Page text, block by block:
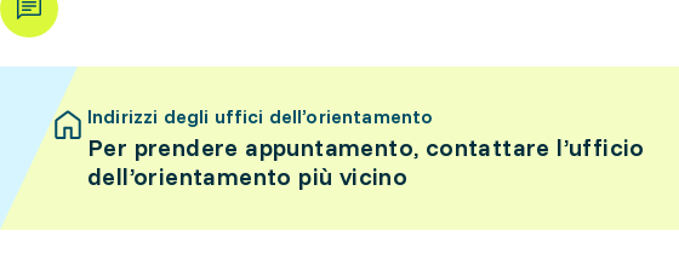
Indirizzi degli uffici dell’orientamento
Per prendere appuntamento, contattare l’ufficio
dell’orientamento più vicino